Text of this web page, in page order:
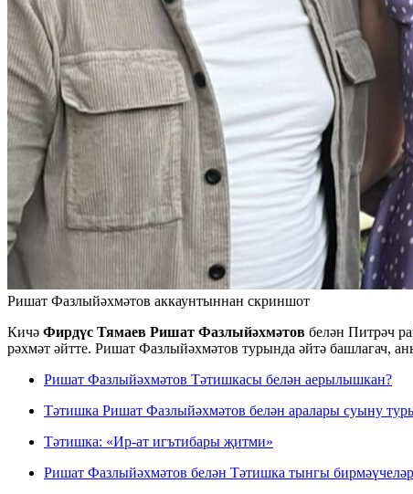
Ришат Фазлыйәхмәтов аккаунтыннан скриншот
Кичә Фирдүс Тямаев Ришат Фазлыйәхмәтов белән Питрәч
рәхмәт әйтте. Ришат Фазлыйәхмәтов турында әйтә башлагач,
Ришат Фазлыйәхмәтов Тәтишкасы белән аерылышкан?
Тәтишка Ришат Фазлыйәхмәтов белән аралары суыну
Тәтишка: «Ир-ат игътибары җитми»
Ришат Фазлыйәхмәтов белән Тәтишка тынгы